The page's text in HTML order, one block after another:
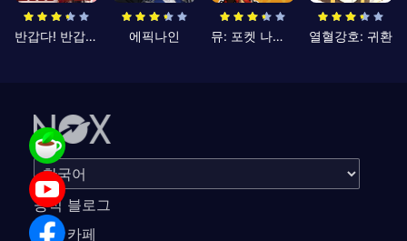
반갑다! 반갑삼국지 에픽나인 뮤: 포켓 나이츠 열혈강호: 귀환
공식 블로그
공식 카페